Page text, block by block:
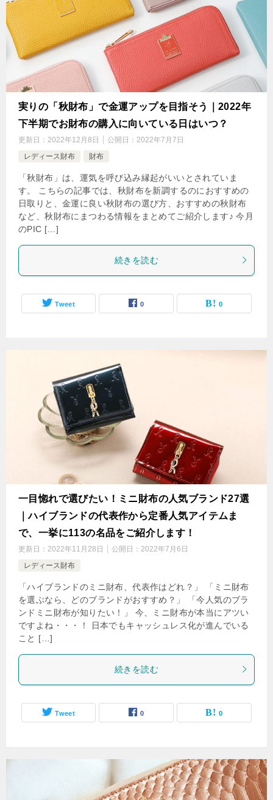
実りの「秋財布」で金運アップを目指そう｜2022年
下半期でお財布の購入に向いている日はいつ？
更新日： 2022年12月8日 公開日： 2022年7月7日
レディース財布
財布
「秋財布」は、運気を呼び込み縁起がいいとされていま
す。 こちらの記事では、秋財布を新調するのにおすすめの
日取りと、金運に良い秋財布の選び方、おすすめの秋財布
など、秋財布にまつわる情報をまとめてご紹介します♪ 今月
のPIC […]
続きを読む
Tweet 0 0
一目惚れで選びたい！ミニ財布の人気ブランド27選
｜ハイブランドの代表作から定番人気アイテムま
で、一挙に113の名品をご紹介します！
更新日： 2022年11月28日 公開日： 2022年7月6日
レディース財布
「ハイブランドのミニ財布、代表作はどれ？」 「ミニ財布
を選ぶなら、どのブランドがおすすめ？」 「今人気のブラ
ンドミニ財布が知りたい！」 今、ミニ財布が本当にアツい
ですよね・・・！ 日本でもキャッシュレス化が進んでいる
こと […]
続きを読む
Tweet 0 0